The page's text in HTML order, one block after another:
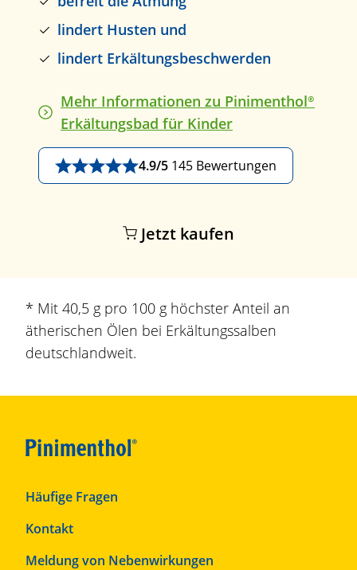
lindert Husten und
lindert Erkältungsbeschwerden
Mehr Informationen zu Pinimenthol®
Erkältungsbad für Kinder
4.9/5 145 Bewertungen
Jetzt kaufen
* Mit 40,5 g pro 100 g höchster Anteil an
ätherischen Ölen bei Erkältungssalben
deutschlandweit.
F
o
t
Häufige Fragen
Kontakt
Meldung von Nebenwirkungen